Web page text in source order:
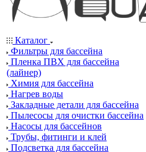
Каталог
Фильтры для бассейна
Пленка ПВХ для бассейна
(лайнер)
Химия для бассейна
Нагрев воды
Закладные детали для бассейна
Пылесосы для очистки бассейна
Насосы для бассейнов
Трубы, фитинги и клей
Подсветка для бассейна